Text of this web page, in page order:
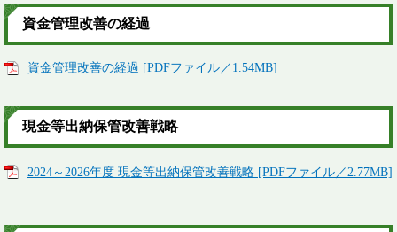
資金管理改善の経過
資金管理改善の経過 [PDFファイル／1.54MB]
現金等出納保管改善戦略
2024～2026年度 現金等出納保管改善戦略 [PDFファイル／2.77MB]